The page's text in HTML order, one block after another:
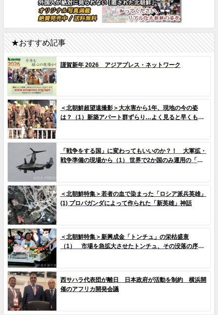
★おすすめ記事
謹賀新年 2026 アジアプレス・ネットワーク
＜北朝鮮超望遠撮影＞大水害から1年、現地の今の姿
は？（1）新築アパート群ずらり…よく見ると早くもタ
「戦争をする国」に変わってもいいのか？！ 大軍拡・
戦争準備の現場から（1） 世界で2か国のみ運用の「欠
＜北朝鮮特集＞若者の血で染まった「ロシア派兵英雄」
(1) プロパガンダによって作られた「新英雄」神話
＜北朝鮮特集＞新興成金「トンチュ」の栄枯盛衰
（1） 市場を急拡大させたトンチュ、その没落の序幕
西サハラ代表団が離日 日本政府が活動を制約 横浜開
催のアフリカ開発会議